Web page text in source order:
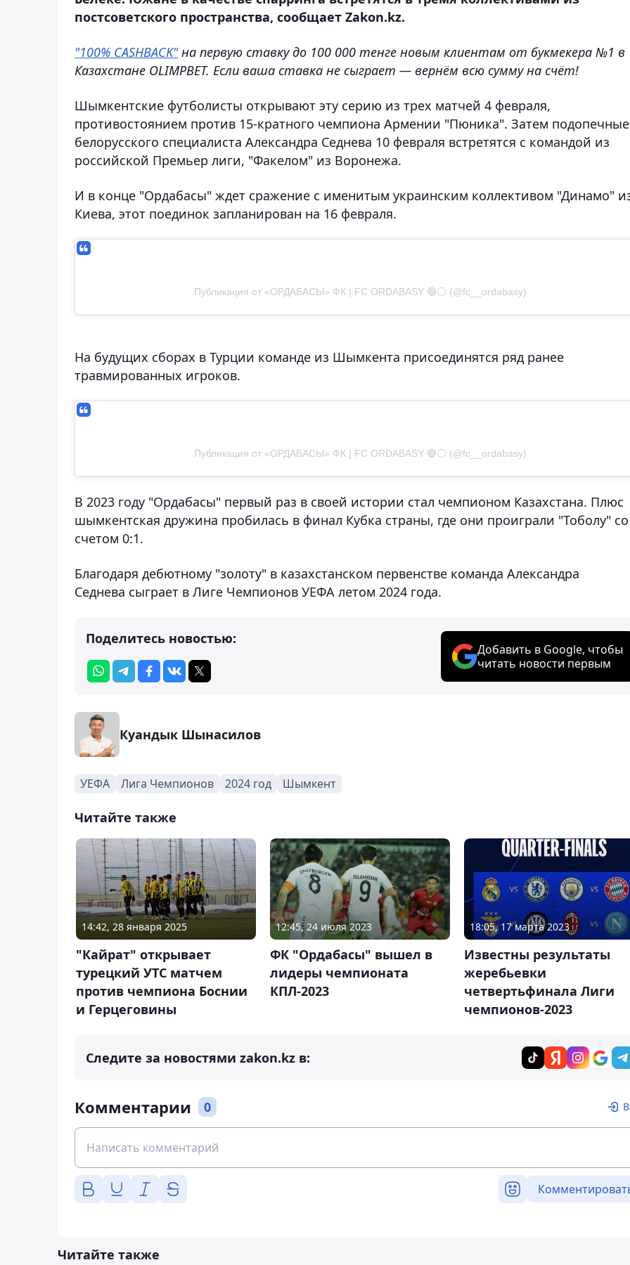
постсоветского пространства, сообщает Zakon.kz.
"100% CASHBACK"на первую ставку до 100 000 тенге новым клиентам от букмекера №1 в
Казахстане OLIMPBET. Если ваша ставка не сыграет — вернём всю сумму на счёт!
Шымкентские футболисты открывают эту серию из трех матчей 4 февраля,
противостоянием против 15-кратного чемпиона Армении "Пюника". Затем подопечные
белорусского специалиста Александра Седнева 10 февраля встретятся с командой из
российской Премьер лиги, "Факелом" из Воронежа.
И в конце "Ордабасы" ждет сражение с именитым украинским коллективом "Динамо"
Киева, этот поединок запланирован на 16 февраля.
Публикация от «ОРДАБАСЫ» ФК | FC ORDABASY 🔵⚪️ (@fc__ordabasy)
На будущих сборах в Турции команде из Шымкента присоединятся ряд ранее
травмированных игроков.
Публикация от «ОРДАБАСЫ» ФК | FC ORDABASY 🔵⚪️ (@fc__ordabasy)
В 2023 году "Ордабасы" первый раз в своей истории стал чемпионом Казахстана. Плюс
шымкентская дружина пробилась в финал Кубка страны, где они проиграли "Тоболу" со
счетом 0:1.
Благодаря дебютному "золоту" в казахстанском первенстве команда Александра
Седнева сыграет в Лиге Чемпионов УЕФА летом 2024 года.
Поделитесь новостью:
Добавить в Google, чтобы
читать новости первым
Куандык Шынасилов
УЕФА Лига Чемпионов 2024 год Шымкент
Читайте также
14:42, 28 января 2025
"Кайрат" открывает
турецкий УТС матчем
против чемпиона Боснии
и Герцеговины
12:45, 24 июля 2023
ФК "Ордабасы" вышел в
лидеры чемпионата
КПЛ-2023
18:05, 17 марта 2023
Известны результаты
жеребьевки
четвертьфинала Лиги
чемпионов-2023
Следите за новостями zakon.kz в:
Комментарии 0
Читайте также